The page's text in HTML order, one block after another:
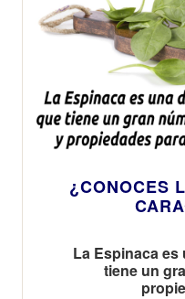
¿CONOCES
La Espinaca
tiene un